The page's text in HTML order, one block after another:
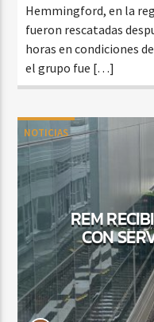
Hemmingford, en la
fueron rescatadas
horas en condiciones
el grupo fue […]
NOTICIAS
REM
CON